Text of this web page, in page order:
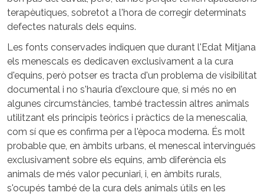
terapèutiques, sobretot a l'hora de corregir determinats
defectes naturals dels equins.
Les fonts conservades indiquen que durant l'Edat Mitjana
els menescals es dedicaven exclusivament a la cura
d'equins, però potser es tracta d'un problema de visibilitat
documental i no s'hauria d'excloure que, si més no en
algunes circumstàncies, també tractessin altres animals
utilitzant els principis teòrics i pràctics de la menescalia,
com sí que es confirma per a l'època moderna. És molt
probable que, en àmbits urbans, el menescal intervingués
exclusivament sobre els equins, amb diferència els
animals de més valor pecuniari, i, en àmbits rurals,
s'ocupés també de la cura dels animals útils en les